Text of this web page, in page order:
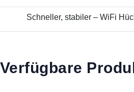
Schneller, stabiler – WiFi
Verfügbare